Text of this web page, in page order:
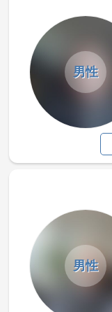
男性
男性